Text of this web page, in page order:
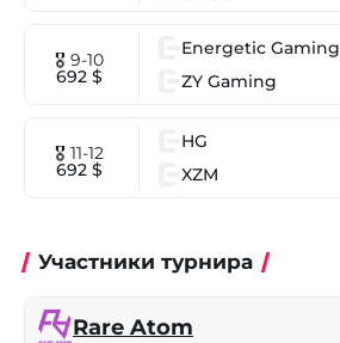
🎖 9-10
692 $
Energetic Gaming
ZY Gaming
🎖 11-12
692 $
HG
XZM
Участники турнира
Rare Atom